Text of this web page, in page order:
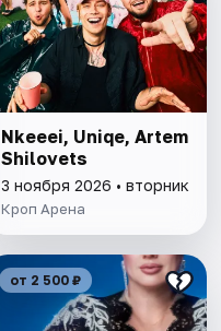
Nkeeei, Uniqe, Artem
Shilovets
3 ноября 2026 • вторник
Кроп Арена
от 2 500 ₽